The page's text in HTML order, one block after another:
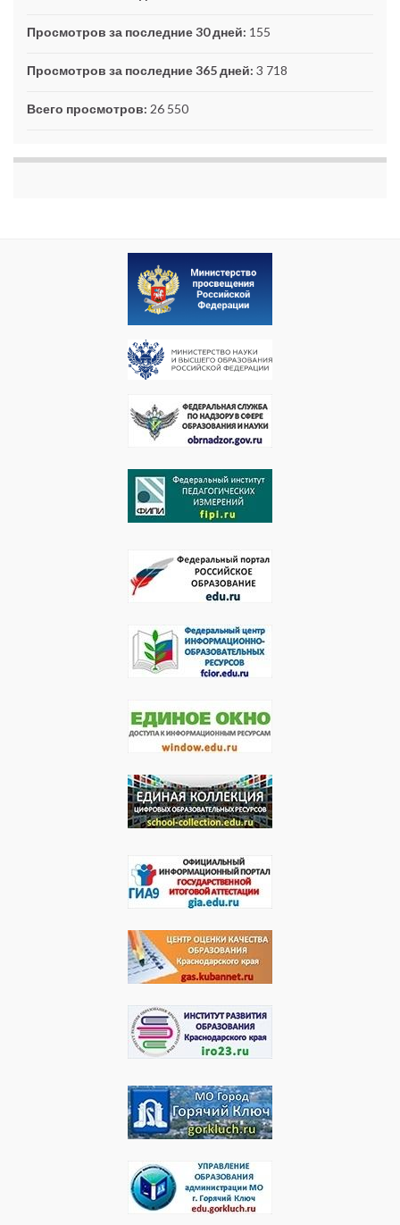
Просмотров за последние 30 дней: 155
Просмотров за последние 365 дней: 3 718
Всего просмотров: 26 550